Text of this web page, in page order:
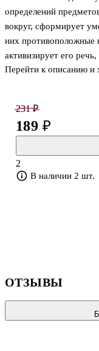
определений
вокруг, сформирует
них противоположные
активизирует его
Адресовано
дополнительного
занятий с детьми
взрослый.
Перейти к описанию и
231 ₽
189 ₽
2
В наличии 2 шт.
ОТЗЫВЫ